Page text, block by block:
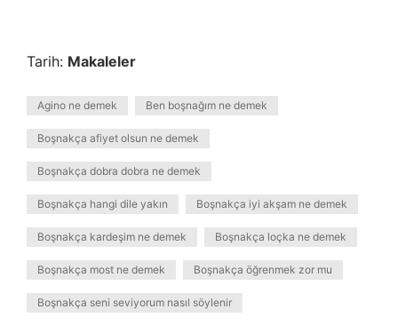
Tarih: Makaleler
Agino ne demek Ben boşnağım ne demek
Boşnakça afiyet olsun ne demek
Boşnakça dobra dobra ne demek
Boşnakça hangi dile yakın Boşnakça iyi akşam ne demek
Boşnakça kardeşim ne demek Boşnakça loçka ne demek
Boşnakça most ne demek Boşnakça öğrenmek zor mu
Boşnakça seni seviyorum nasıl söylenir